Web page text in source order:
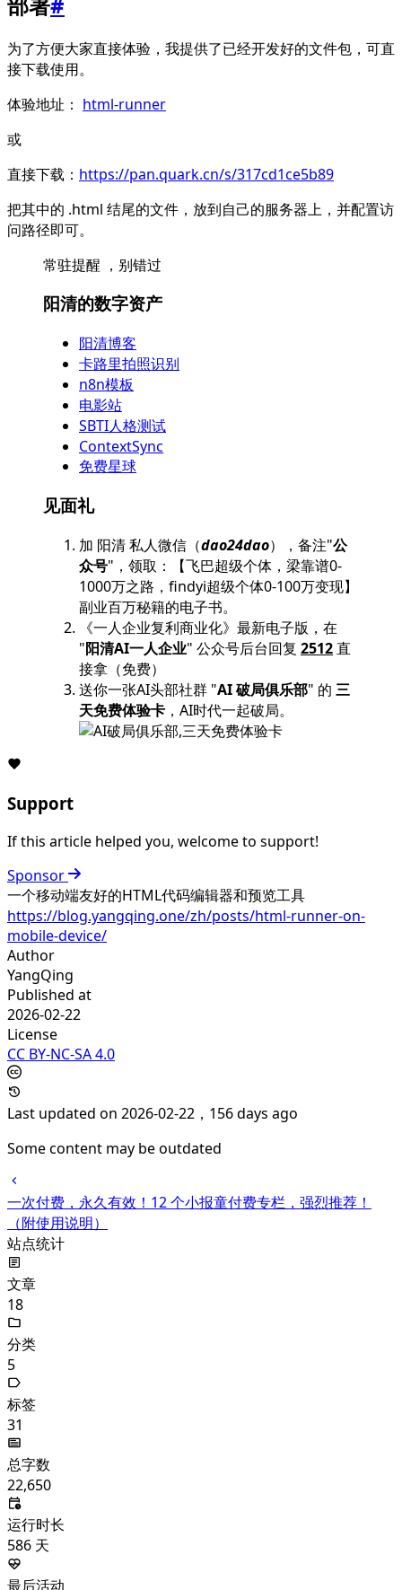
为了方便大家直接体验，我提供了已经开发好的文件包，可直
接下载使用。
体验地址： html-runner
或
直接下载： https://pan.quark.cn/s/317cd1ce5b89
把其中的 .html 结尾的文件，放到自己的服务器上，并配置访
问路径即可。
常驻提醒 ，别错过
阳清的数字资产
阳清博客
卡路里拍照识别
n8n模板
电影站
SBTI人格测试
ContextSync
免费星球
见面礼
加 阳清 私人微信（dao24dao），备注"公
众号"，领取：【飞巴超级个体，梁靠谱0-
1000万之路，findyi超级个体0-100万变现】
副业百万秘籍的电子书。
《一人企业复利商业化》最新电子版，在
"阳清AI一人企业" 公众号后台回复 2512直
接拿（免费）
送你一张AI头部社群 "AI 破局俱乐部" 的 三
天免费体验卡 ，AI时代一起破局。
Support
If this article helped you, welcome to support!
Sponsor
一个移动端友好的HTML代码编辑器和预览工具
https://blog.yangqing.one/zh/posts/html-runner-on-
mobile-device/
Author
YangQing
Published at
2026-02-22
License
CC BY-NC-SA 4.0
Last updated on 2026-02-22，156 days ago
Some content may be outdated
一次付费，永久有效！12 个小报童付费专栏，强烈推荐！
（附使用说明）
站点统计
文章
18
分类
5
标签
31
总字数
22,650
运行时长
586 天
最后活动